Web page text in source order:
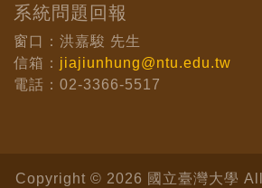
系統問題回報
窗口：洪嘉駿 先生
信箱： jiajiunhung@ntu.edu.tw
電話：02-3366-5517
Copyright © 2026 國立臺灣大學